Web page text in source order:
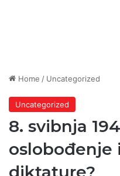
Home / Uncategorized
Uncategorized
8. svibnja
oslobođenje
diktature?